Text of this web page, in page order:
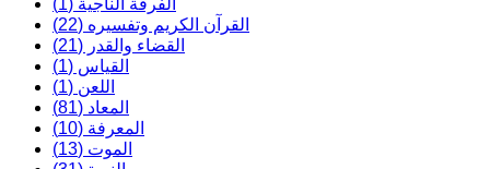
القرآن الكريم وتفسيره (22)
القضاء والقدر (21)
القياس (1)
اللعن (1)
المعاد (81)
المعرفة (10)
الموت (13)